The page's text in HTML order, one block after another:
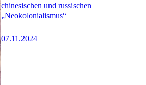
chinesischen und russischen
„Neokolonialismus“
07.11.2024